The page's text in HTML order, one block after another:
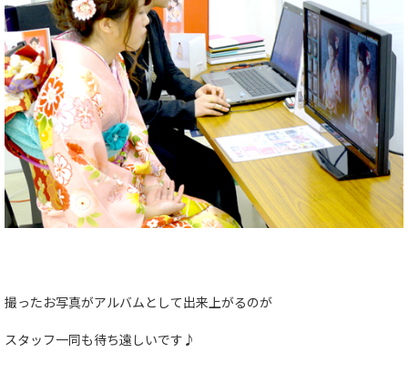
撮ったお写真がアルバムとして出来上がるのが
スタッフ一同も待ち遠しいです♪